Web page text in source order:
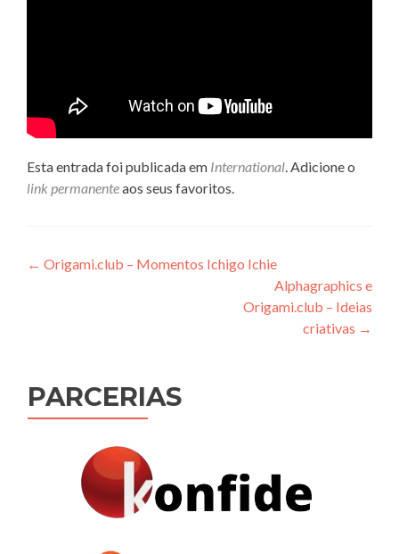
Esta entrada foi publicada em International. Adicione o
link permanenteaos seus favoritos.
Navegação
← Origami.club – Momentos Ichigo Ichie
Alphagraphics e
Origami.club – Ideias
criativas →
PARCERIAS